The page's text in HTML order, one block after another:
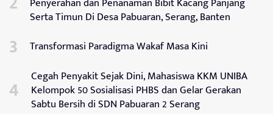
Serta Timun Di Desa Pabuaran, Serang, Banten
Transformasi Paradigma Wakaf Masa Kini
Cegah Penyakit Sejak Dini, Mahasiswa KKM UNIBA
Kelompok 50 Sosialisasi PHBS dan Gelar Gerakan
Sabtu Bersih di SDN Pabuaran 2 Serang